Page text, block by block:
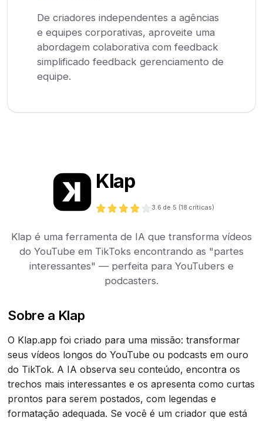
De criadores independentes a agências
e equipes corporativas, aproveite uma
abordagem colaborativa com feedback
simplificado feedback gerenciamento de
equipe.
Klap
3.6 de 5 (18 críticas)
Klap é uma ferramenta de IA que transforma vídeos
do YouTube em TikToks encontrando as "partes
interessantes" — perfeita para YouTubers e
podcasters.
Sobre a Klap
O Klap.app foi criado para uma missão: transformar
seus vídeos longos do YouTube ou podcasts em ouro
do TikTok. A IA observa seu conteúdo, encontra os
trechos mais interessantes e os apresenta como curtas
prontos para serem postados, com legendas e
formatação adequada. Se você é um criador que está